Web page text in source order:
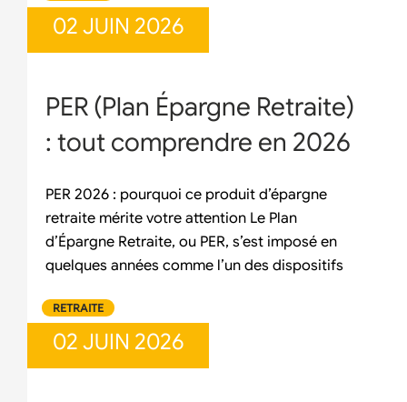
02 JUIN 2026
PER (Plan Épargne Retraite)
: tout comprendre en 2026
PER 2026 : pourquoi ce produit d’épargne
retraite mérite votre attention Le Plan
d’Épargne Retraite, ou PER, s’est imposé en
quelques années comme l’un des dispositifs
RETRAITE
02 JUIN 2026